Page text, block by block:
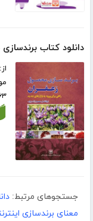
دانلود کتاب
از:
۱۶۳
جستجوهای مرتبط:
معنای برندسازی